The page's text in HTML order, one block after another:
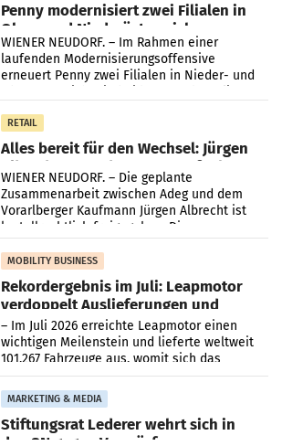
Penny modernisiert zwei Filialen in
Ober- und Niederösterreich
WIENER NEUDORF. – Im Rahmen einer
laufenden Modernisierungsoffensive
erneuert Penny zwei Filialen in Nieder- und
RETAIL
Alles bereit für den Wechsel: Jürgen
Albrecht setzt ab 1.1.2027 auf Adeg
WIENER NEUDORF. – Die geplante
Zusammenarbeit zwischen Adeg und dem
Vorarlberger Kaufmann Jürgen Albrecht ist
kartellrechtlich freigegeben: Die
Bundeswettbewerbsbehörde und der
Bundeskartellanwalt
MOBILITY BUSINESS
Rekordergebnis im Juli: Leapmotor
verdoppelt Auslieferungen und
überschreitet die 100.000er-Marke
– Im Juli 2026 erreichte Leapmotor einen
wichtigen Meilenstein und lieferte weltweit
101.267 Fahrzeuge aus, womit sich das
Ergebnis gegenüber Juli 2025 mehr als
verdoppelte (+102
MARKETING & MEDIA
Stiftungsrat Lederer wehrt sich in
den SN gegen Vorwürfe